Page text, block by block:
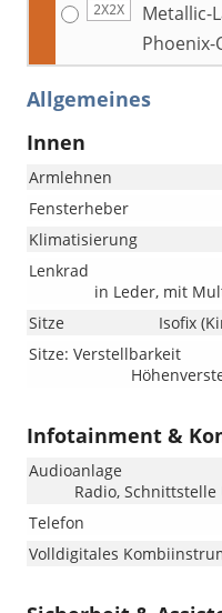
2X2X
Metallic-
Phoenix-
Allgemeines
Innen
Armlehnen
Fensterheber
Klimatisierung
Lenkrad
in Leder, mit
Sitze
Isofix
Sitze: Verstellbarkeit
Infotainment &
Audioanlage
Radio, Schnittstelle
Telefon
Volldigitales